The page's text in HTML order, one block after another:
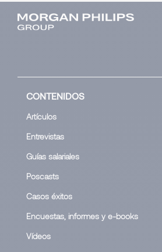
CONTENIDOS
Artículos
Entrevistas
Guías salariales
Poscasts
Casos éxitos
Encuestas, informes y e-books
Vídeos